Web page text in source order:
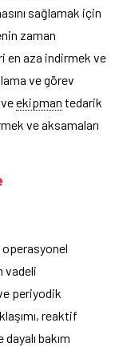
sağlamak için
zaman
en aza indirmek ve
ve görev
ekipman tedarik
ve aksamaları
operasyonel
vadeli
periyodik
reaktif
bakım